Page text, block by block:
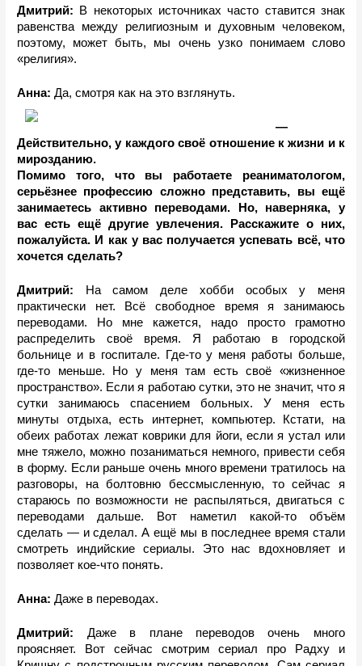
Дмитрий:
В некоторых источниках часто ставится знак
равенства между религиозным и духовным человеком,
поэтому, может быть, мы очень узко понимаем слово
«религия».
Анна: Да, смотря как на это взглянуть.
—
Действительно, у каждого своё отношение к жизни и к
мирозданию.
Помимо того, что вы работаете реаниматологом,
серьёзнее профессию сложно представить, вы ещё
занимаетесь активно переводами. Но, наверняка, у
вас есть ещё другие увлечения. Расскажите о них,
пожалуйста. И как у вас получается успевать всё, что
хочется сделать?
Дмитрий:
На самом деле хобби особых у меня
практически нет. Всё свободное время я занимаюсь
переводами. Но мне кажется, надо просто грамотно
распределить своё время. Я работаю в городской
больнице и в госпитале. Где-то у меня работы больше,
где-то меньше. Но у меня там есть своё «жизненное
пространство». Если я работаю сутки, это не значит, что я
сутки занимаюсь спасением больных. У меня есть
минуты отдыха, есть интернет, компьютер. Кстати, на
обеих работах лежат коврики для йоги, если я устал или
мне тяжело, можно позаниматься немного, привести себя
в форму. Если раньше очень много времени тратилось на
разговоры, на болтовню бессмысленную, то сейчас я
стараюсь по возможности не распыляться, двигаться с
переводами дальше. Вот наметил какой-то объём
сделать — и сделал. А ещё мы в последнее время стали
смотреть индийские сериалы. Это нас вдохновляет и
позволяет кое-что понять.
Анна: Даже в переводах.
Дмитрий: Даже в плане переводов очень много
проясняет. Вот сейчас смотрим сериал про Радху и